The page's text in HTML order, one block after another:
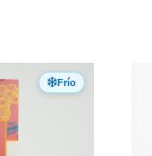
Frío